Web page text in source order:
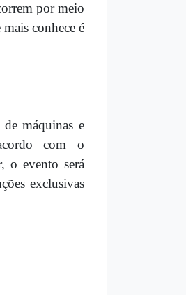
por meio
conhece é
máquinas e
com o
o evento será
exclusivas